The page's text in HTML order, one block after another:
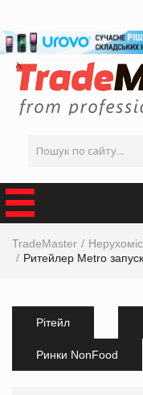
TradeMaster
Ритейлер Metro
Рітейл
Ринки NonFood